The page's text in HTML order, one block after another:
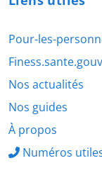
Pour-les-
Nos actualités
Nos guides
À propos
Numéros